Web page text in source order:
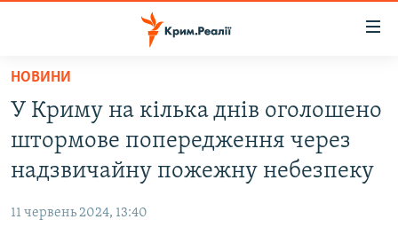
Перейти
основного
матеріалу
Перейти
до
основної
навігації
ВОДА.КРИМ
ВІДЕО ТА ФОТО
БЛОГИ
НОВИНИ
У Криму на кілька днів оголошено
штормове попередження через
надзвичайну пожежну небезпеку
11 червень 2024, 13:40